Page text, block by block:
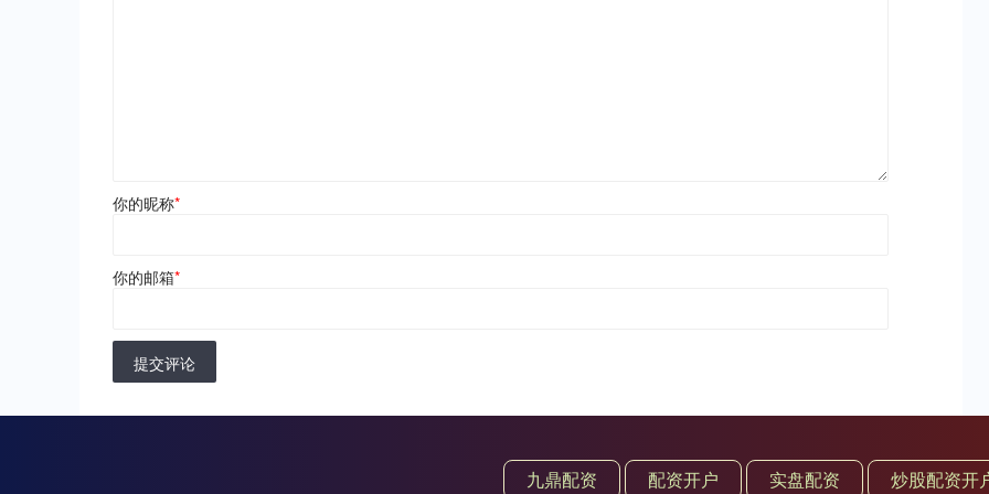
你的昵称*
你的邮箱*
提交评论
九鼎配资 配资开户 实盘配资 炒股配资开